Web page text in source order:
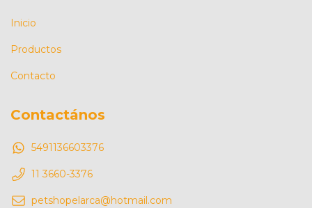
Inicio
Productos
Contacto
Contactános
5491136603376
11 3660-3376
petshopelarca@hotmail.com